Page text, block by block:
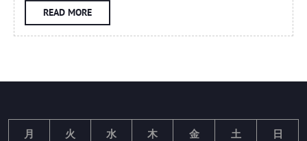
的
を
READ MOREREAD
MORE
月 火 水 木 金 土 日